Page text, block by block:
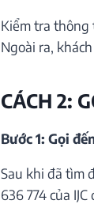
Kiểm tra
Ngoài ra,
CÁCH 2:
Bước 1: Gọi
Sau khi đã tìm
636 774 của